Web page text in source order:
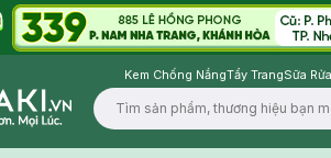
Kem Chống NắngTẩy TrangSữa